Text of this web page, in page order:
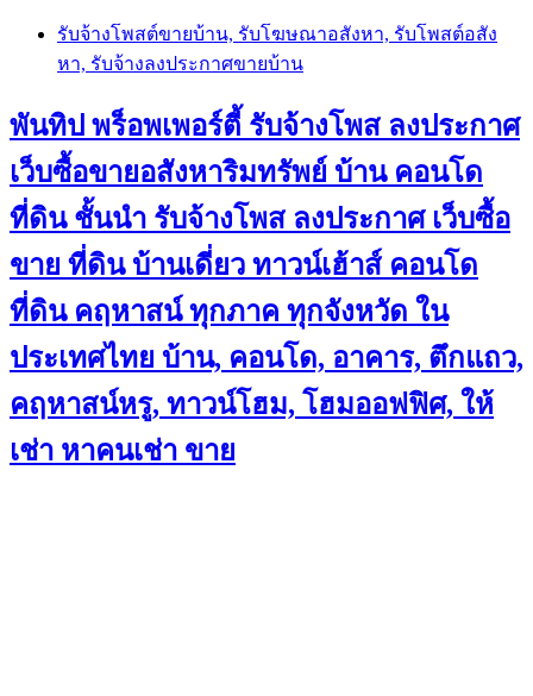
Skip
content
รับจ้างโพสต์ขายบ้าน, รับโฆษณาอสังหา, รับโพสต์อสัง
หา, รับจ้างลงประกาศขายบ้าน
พันทิป พร็อพเพอร์ตี้ รับจ้างโพส ลงประกาศ
เว็บซื้อขายอสังหาริมทรัพย์ บ้าน คอนโด
ที่ดิน ชั้นนำ รับจ้างโพส ลงประกาศ เว็บซื้อ
ขาย ที่ดิน บ้านเดี่ยว ทาวน์เฮ้าส์ คอนโด
ที่ดิน คฤหาสน์ ทุกภาค ทุกจังหวัด ใน
ประเทศไทย บ้าน, คอนโด, อาคาร, ตึกแถว,
คฤหาสน์หรู, ทาวน์โฮม, โฮมออฟฟิศ, ให้
เช่า หาคนเช่า ขาย